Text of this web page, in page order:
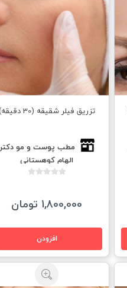
تزریق فيلر شقیقه (30 دقیقه)
مطب پوست و مو دكتر
الهام كوهستانى
1,800,000 تومان